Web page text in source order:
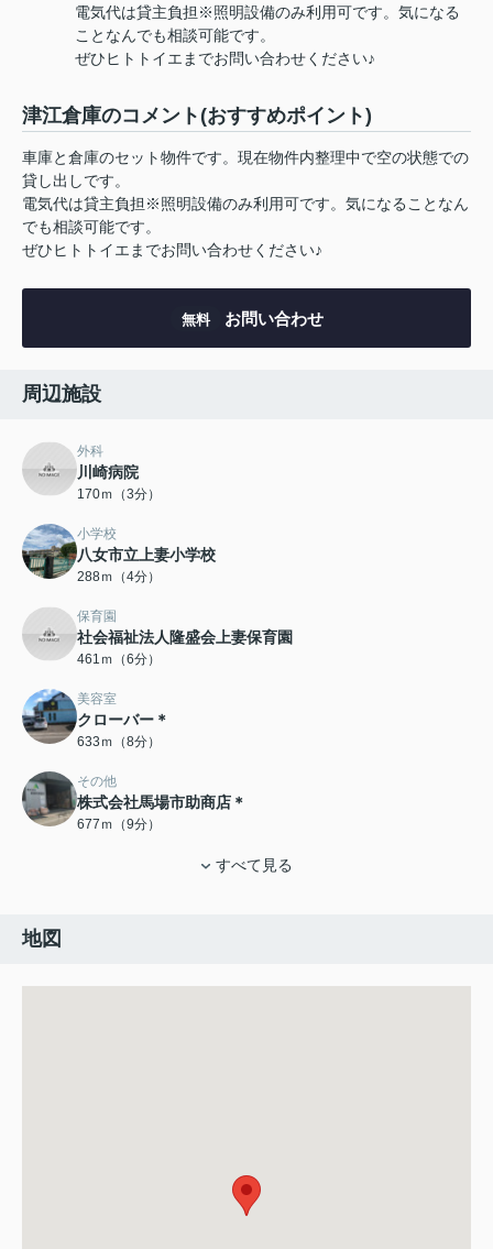
電気代は貸主負担※照明設備のみ利用可です。気になる
ことなんでも相談可能です。
ぜひヒトトイエまでお問い合わせください♪
津江倉庫のコメント(おすすめポイント)
車庫と倉庫のセット物件です。現在物件内整理中で空の状態での
貸し出しです。
電気代は貸主負担※照明設備のみ利用可です。気になることなん
でも相談可能です。
ぜひヒトトイエまでお問い合わせください♪
無料 お問い合わせ
周辺施設
外科
川崎病院
170ｍ（3分）
小学校
八女市立上妻小学校
288ｍ（4分）
保育園
社会福祉法人隆盛会上妻保育園
461ｍ（6分）
美容室
クローバー＊
633ｍ（8分）
その他
株式会社馬場市助商店＊
677ｍ（9分）
すべて見る
地図